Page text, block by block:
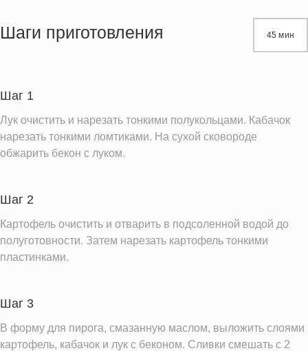
Жиры
Информация для одной порции
Шаги приготовления 45 мин
Шаг 1
Лук очистить и нарезать тонкими полукольцами. Кабачок
нарезать тонкими ломтиками. На сухой сковороде
обжарить бекон с луком.
Шаг 2
Картофель очистить и отварить в подсоленной водой до
полуготовности. Затем нарезать картофель тонкими
пластинками.
Шаг 3
В форму для пирога, смазанную маслом, выложить слоями
картофель, кабачок и лук с беконом. Сливки смешать с 2